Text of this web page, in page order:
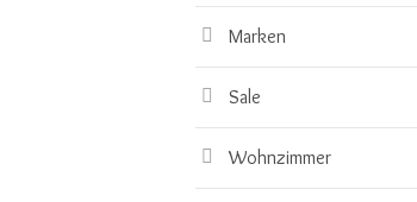
Marken
Sale
Wohnzimmer